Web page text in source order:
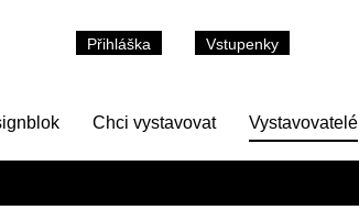
Přihláška Vstupenky
Chci vystavovat Vystavovatelé